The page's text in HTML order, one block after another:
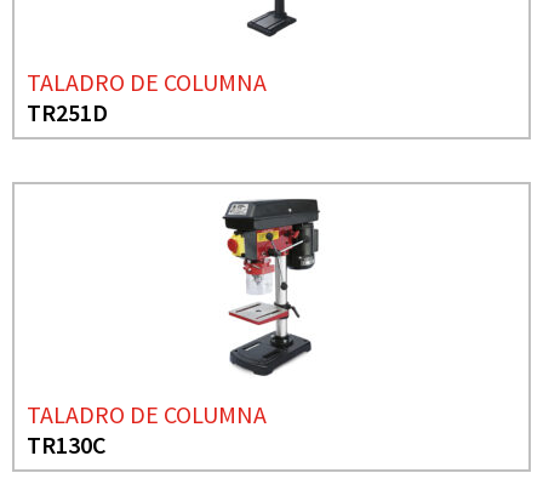
TALADRO DE COLUMNA
TR251D
TALADRO DE COLUMNA
TR130C